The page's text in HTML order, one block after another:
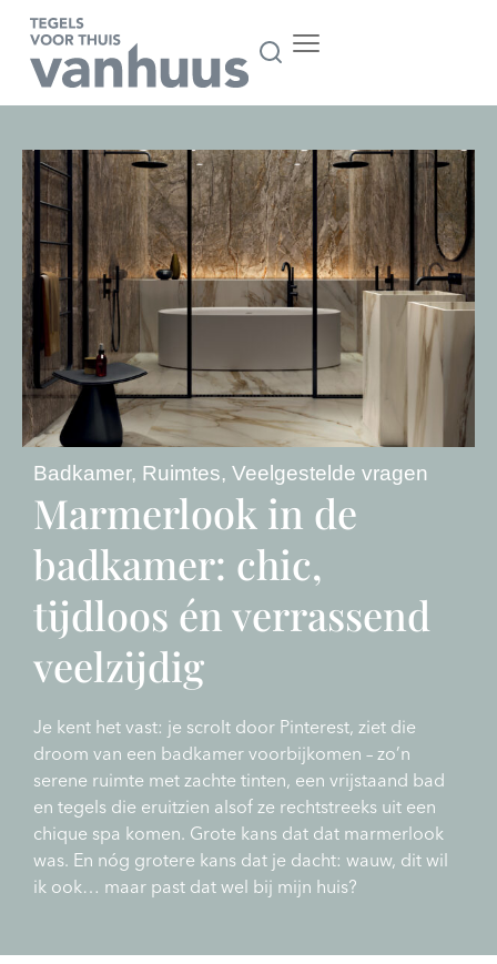
Badkamer, Ruimtes, Veelgestelde vragen
Marmerlook in de
badkamer: chic,
tijdloos én verrassend
veelzijdig
Je kent het vast: je scrolt door Pinterest, ziet die
droom van een badkamer voorbijkomen – zo’n
serene ruimte met zachte tinten, een vrijstaand bad
en tegels die eruitzien alsof ze rechtstreeks uit een
chique spa komen. Grote kans dat dat marmerlook
was. En nóg grotere kans dat je dacht: wauw, dit wil
ik ook… maar past dat wel bij mijn huis?